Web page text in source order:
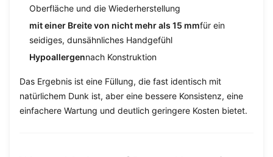
Oberfläche und die Wiederherstellung
mit einer Breite von nicht mehr als 15 mmfür ein
seidiges, dunsähnliches Handgefühl
Hypoallergennach Konstruktion
Das Ergebnis ist eine Füllung, die fast identisch mit
natürlichem Dunk ist, aber eine bessere Konsistenz, eine
einfachere Wartung und deutlich geringere Kosten bietet.